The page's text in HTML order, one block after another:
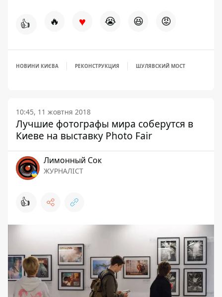
👍 🔥 ♥ 😭 😆 😡
НОВИНИ КИЄВА РЕКОНСТРУКЦИЯ ШУЛЯВСКИЙ МОСТ
10:45, 11 жовтня 2018
Лучшие фотографы мира соберутся в
Киеве на выставку Photo Fair
Лимонный Сок
ЖУРНАЛІСТ
👍